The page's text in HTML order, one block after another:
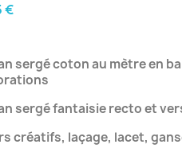
€
sergé coton au mètre en
sergé fantaisie recto et
créatifs, laçage, lacet,